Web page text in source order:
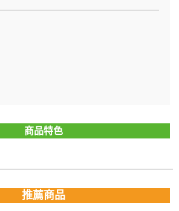
商品特色
推薦商品